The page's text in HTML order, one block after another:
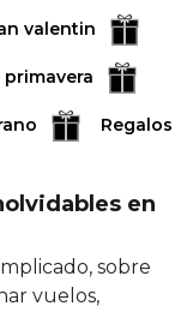
valentin
Regalos
en
sobre
vuelos,